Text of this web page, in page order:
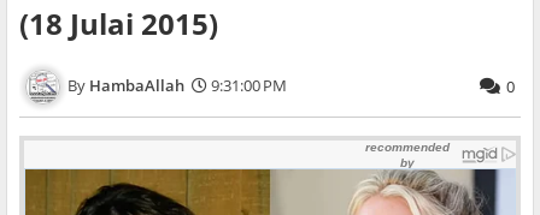
(18 Julai 2015)
HambaAllah 9:31:00 PM 0